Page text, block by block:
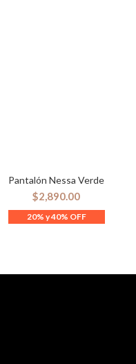
SELECCIONAR OPCIONES
Pantalón Nessa Verde
$2,890.00